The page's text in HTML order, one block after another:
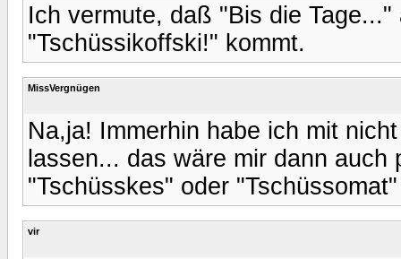
Ich vermute, daß "Bis die
"Tschüssikoffski!" kommt.
MissVergnügen
Na,ja! Immerhin habe ich mit
lassen... das wäre mir dann auch
"Tschüsskes" oder
vir